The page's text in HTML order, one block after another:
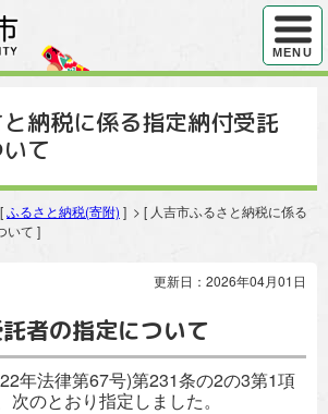
ハンバ
MENU
納税に係る指定納付受託
て
ふるさと納税(寄附) ] > [ 人吉市ふるさと納税に係る
いて ]
更新日：2026年04月01日
者の指定について
年法律第67号)第231条の2の3第1項
のとおり指定しました。